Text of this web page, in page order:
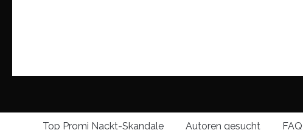
Top Promi Nackt-Skandale Autoren gesucht FAQ